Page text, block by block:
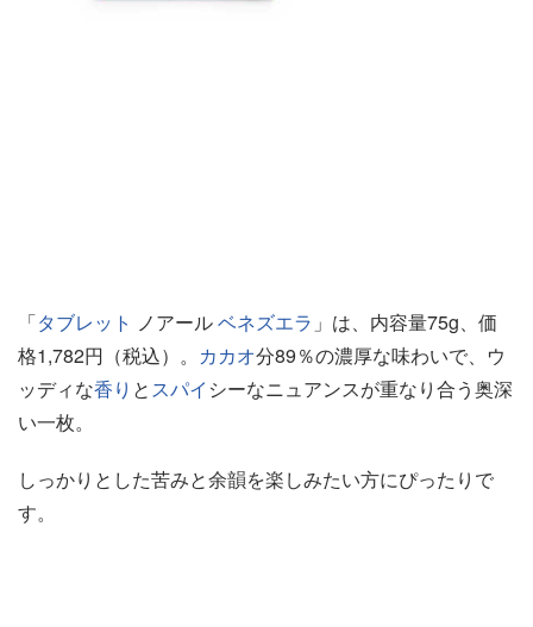
「タブレット ノアールベネズエラ 」は、内容量75g、価
格1,782円（税込）。 カカオ分89％の濃厚な味わいで、ウ
ッディな香り とスパイ シーなニュアンスが重なり合う奥深
い一枚。
しっかりとした苦みと余韻を楽しみたい方にぴったりで
す。